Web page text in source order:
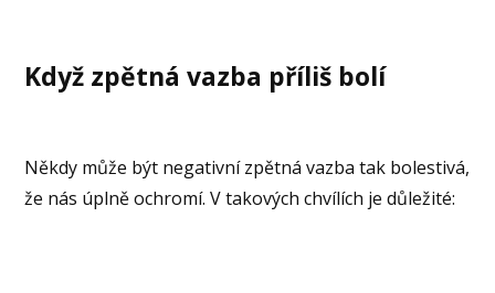
Když zpětná vazba příliš bolí
Někdy může být negativní zpětná vazba tak bolestivá,
že nás úplně ochromí. V takových chvílích je důležité: